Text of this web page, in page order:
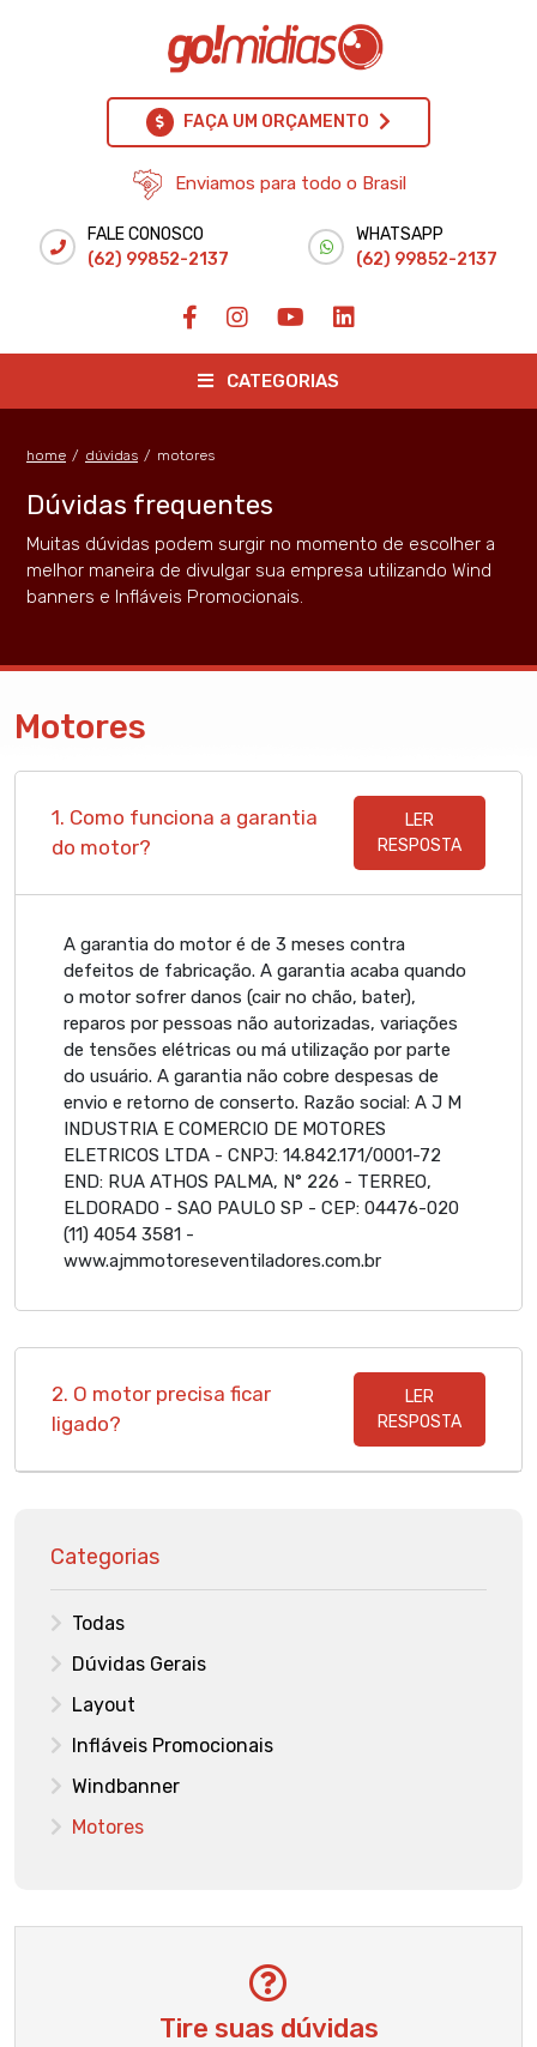
FAÇA UM ORÇAMENTO
Enviamos para todo o Brasil
FALE CONOSCO
(62) 99852-2137
WHATSAPP
(62) 99852-2137
CATEGORIAS
home / dúvidas / motores
Dúvidas frequentes
Muitas dúvidas podem surgir no momento de escolher a
melhor maneira de divulgar sua empresa utilizando Wind
banners e Infláveis Promocionais.
Motores
1. Como funciona a garantia
do motor?
LER
RESPOSTA
A garantia do motor é de 3 meses contra
defeitos de fabricação. A garantia acaba quando
o motor sofrer danos (cair no chão, bater),
reparos por pessoas não autorizadas, variações
de tensões elétricas ou má utilização por parte
do usuário. A garantia não cobre despesas de
envio e retorno de conserto. Razão social: A J M
INDUSTRIA E COMERCIO DE MOTORES
ELETRICOS LTDA - CNPJ: 14.842.171/0001-72
END: RUA ATHOS PALMA, N° 226 - TERREO,
ELDORADO - SAO PAULO SP - CEP: 04476-020
(11) 4054 3581 -
www.ajmmotoreseventiladores.com.br
2. O motor precisa ficar
ligado?
LER
RESPOSTA
Categorias
Todas
Dúvidas Gerais
Layout
Infláveis Promocionais
Windbanner
Motores
Tire suas dúvidas